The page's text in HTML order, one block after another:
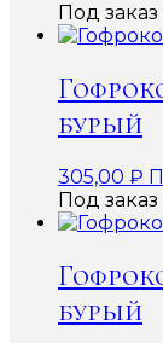
Под заказ
бурый
305,00 ₽
Под заказ
бурый